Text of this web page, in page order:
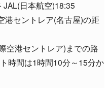
JAL(日本航空)18:35
セントレア(名古屋)の距
空港セントレア)までの路
時間は1時間10分～15分か